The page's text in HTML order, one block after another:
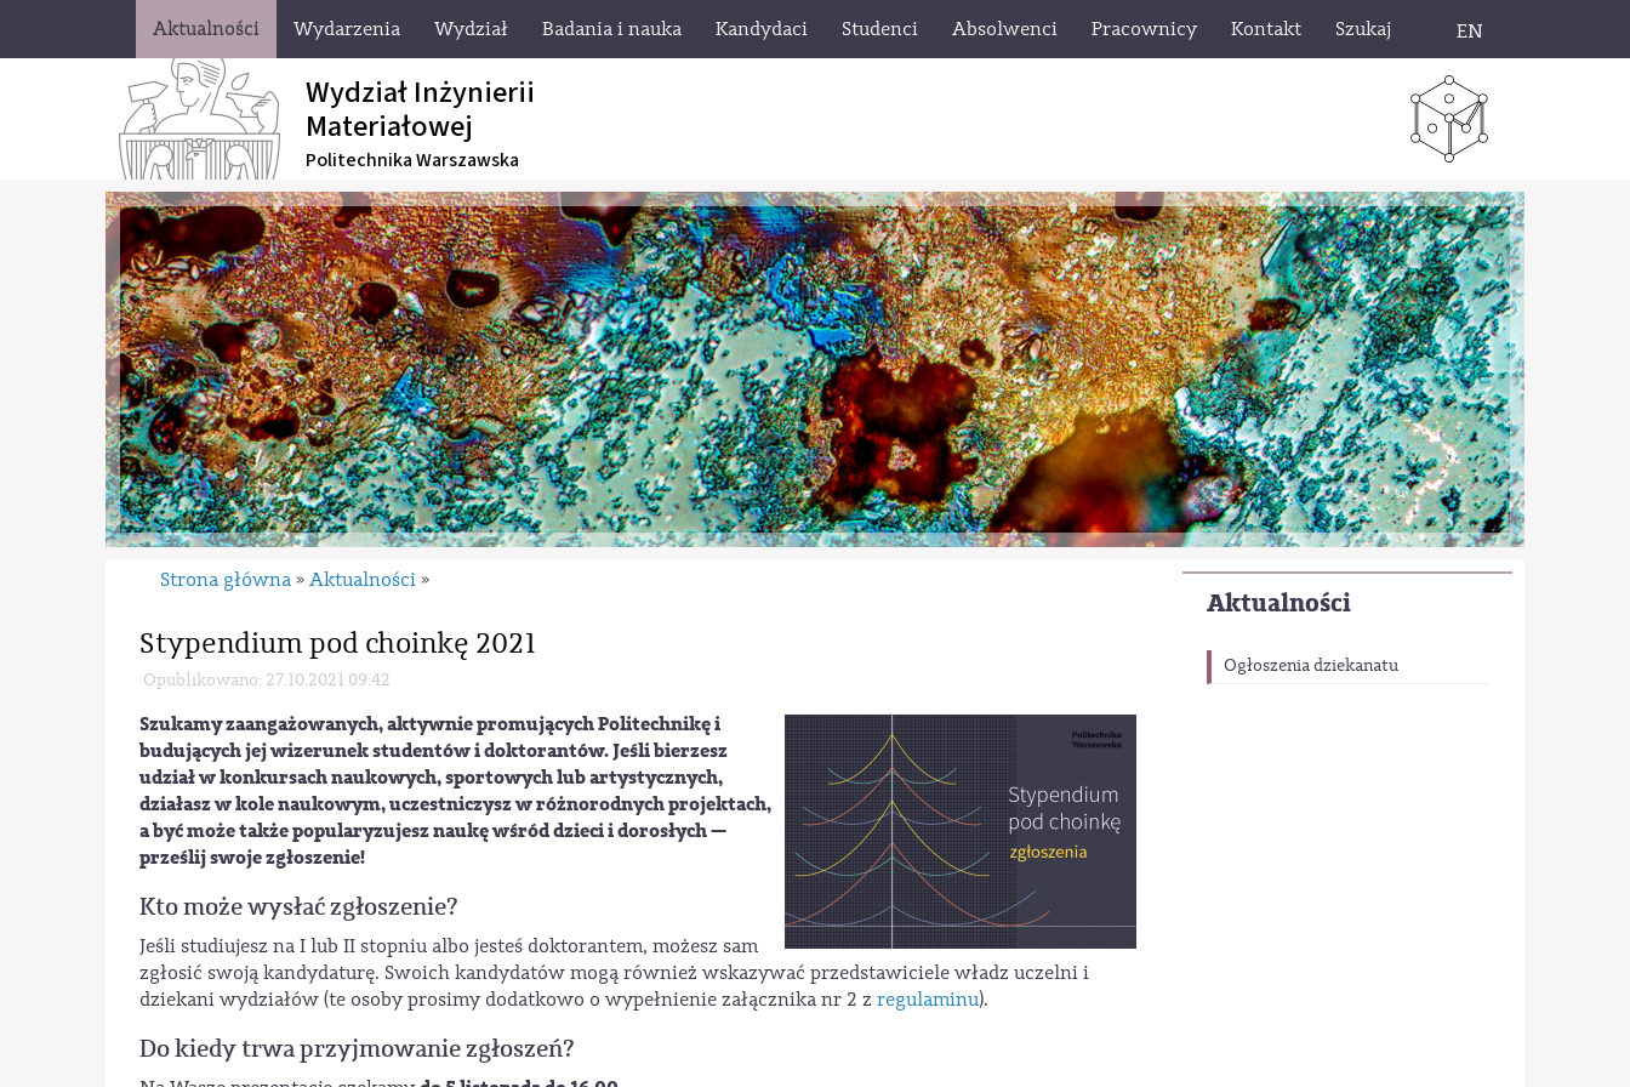
Aktualności Wydarzenia Wydział Badania i nauka Kandydaci Studenci Absolwenci Pracownicy Kontakt Szukaj EN
Wydział Inżynierii
Materiałowej
Politechnika Warszawska
Aktualności
Ogłoszenia dziekanatu
Strona główna » Aktualności »
Stypendium pod choinkę 2021
Opublikowano: 27.10.2021 09:42
Szukamy zaangażowanych, aktywnie promujących Politechnikę i
budujących jej wizerunek studentów i doktorantów. Jeśli bierzesz
udział w konkursach naukowych, sportowych lub artystycznych,
działasz w kole naukowym, uczestniczysz w różnorodnych projektach,
a być może także popularyzujesz naukę wśród dzieci i dorosłych —
prześlij swoje zgłoszenie!
Kto może wysłać zgłoszenie?
Jeśli studiujesz na I lub II stopniu albo jesteś doktorantem, możesz sam
zgłosić swoją kandydaturę. Swoich kandydatów mogą również wskazywać przedstawiciele władz uczelni i
dziekani wydziałów (te osoby prosimy dodatkowo o wypełnienie załącznika nr 2 z regulaminu).
Do kiedy trwa przyjmowanie zgłoszeń?